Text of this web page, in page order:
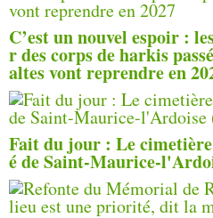
C’est un nouvel espoir :
r des corps de harkis
altes vont reprendre en
Fait du jour : Le
é de Saint-Maurice-